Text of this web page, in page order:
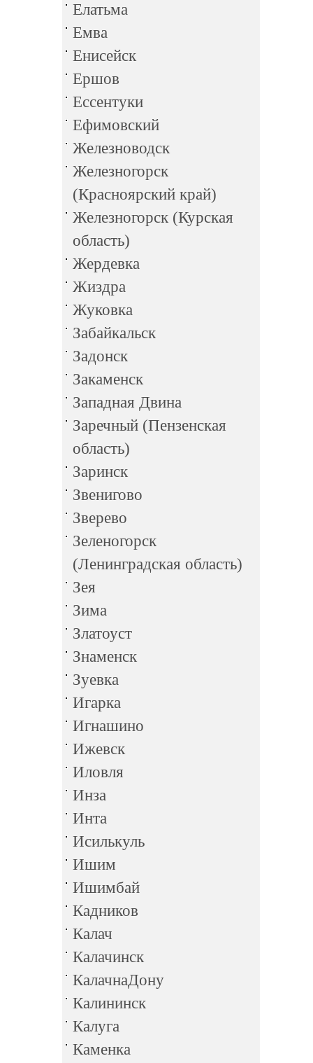
Елатьма
Емва
Енисейск
Ершов
Ессентуки
Ефимовский
Железноводск
Железногорск
(Красноярский край)
Железногорск (Курская
область)
Жердевка
Жиздра
Жуковка
Забайкальск
Задонск
Закаменск
Западная Двина
Заречный (Пензенская
область)
Заринск
Звенигово
Зверево
Зеленогорск
(Ленинградская область)
Зея
Зима
Златоуст
Знаменск
Зуевка
Игарка
Игнашино
Ижевск
Иловля
Инза
Инта
Исилькуль
Ишим
Ишимбай
Кадников
Калач
Калачинск
КалачнаДону
Калининск
Калуга
Каменка